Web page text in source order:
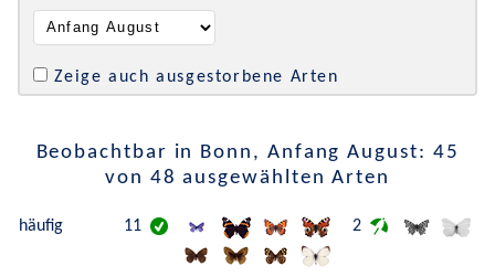
Zeige auch ausgestorbene Arten
Beobachtbar in Bonn, Anfang August: 45
von 48 ausgewählten Arten
häufig 11 2